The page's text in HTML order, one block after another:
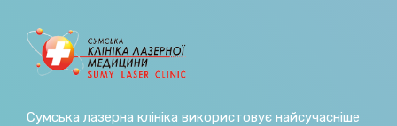
Сумська лазерна клініка використовує найсучасніше